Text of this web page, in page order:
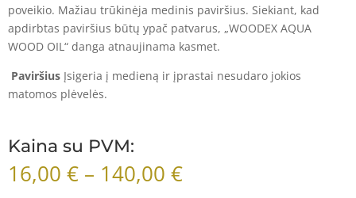
poveikio. Mažiau trūkinėja medinis paviršius. Siekiant, kad
apdirbtas paviršius būtų ypač patvarus, „WOODEX AQUA
WOOD OIL“ danga atnaujinama kasmet.
Paviršius Įsigeria į medieną ir įprastai nesudaro jokios
matomos plėvelės.
Kaina su PVM:
16,00 € – 140,00 €Price